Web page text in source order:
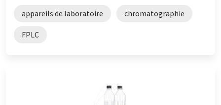
appareils de laboratoire chromatographie
FPLC